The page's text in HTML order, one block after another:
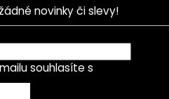
novinky či slevy!
souhlasíte s